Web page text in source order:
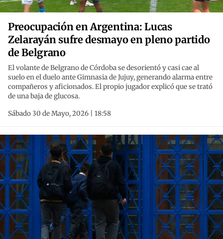
Preocupación en Argentina: Lucas
Zelarayán sufre desmayo en pleno partido
de Belgrano
El volante de Belgrano de Córdoba se desorientó y casi cae al
suelo en el duelo ante Gimnasia de Jujuy, generando alarma entre
compañeros y aficionados. El propio jugador explicó que se trató
de una baja de glucosa.
Sábado 30 de Mayo, 2026 | 18:58